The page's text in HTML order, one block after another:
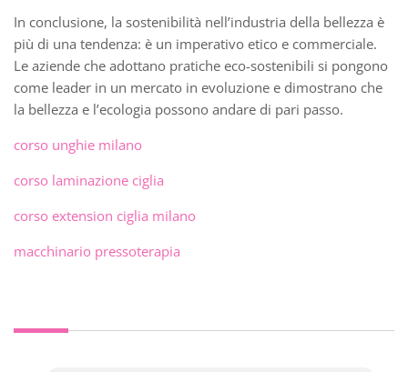
In conclusione, la sostenibilità nell’industria della bellezza è
più di una tendenza: è un imperativo etico e commerciale.
Le aziende che adottano pratiche eco-sostenibili si pongono
come leader in un mercato in evoluzione e dimostrano che
la bellezza e l’ecologia possono andare di pari passo.
corso unghie milano
corso laminazione ciglia
corso extension ciglia milano
macchinario pressoterapia